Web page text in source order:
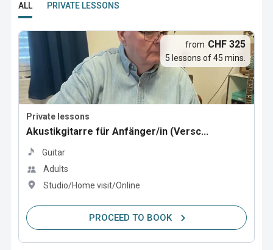
ALL PRIVATE LESSONS
Private lessons
Akustikgitarre für Anfänger/in (Versc...
Guitar
Adults
Studio/Home visit/Online
from CHF 325
5 lessons of 45 mins.
PROCEED TO BOOK